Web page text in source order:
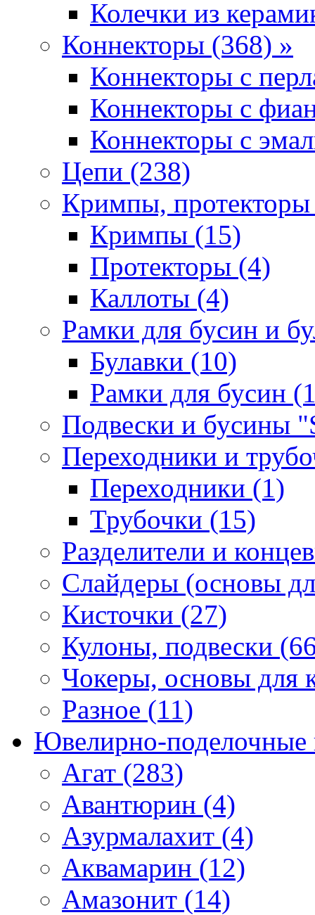
Колечки из
Коннекторы (368) »
Коннекторы с
Коннекторы с
Коннекторы с
Цепи (238)
Кримпы,
Кримпы (15)
Протекторы (4)
Каллоты (4)
Рамки для бусин и
Булавки (10)
Рамки для бусин
Подвески и бусины
Переходники и
Переходники (1)
Трубочки (15)
Разделители и
Слайдеры (основы
Кисточки (27)
Кулоны, подвески
Чокеры, основы для
Разное (11)
Ювелирно-поделочные
Агат (283)
Авантюрин (4)
Азурмалахит (4)
Аквамарин (12)
Амазонит (14)